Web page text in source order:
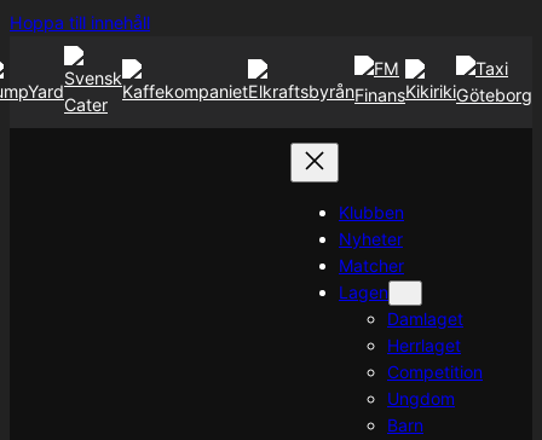
Hoppa till innehållHoppa
Klubben
Nyheter
Matcher
Lagen
Damlaget
Herrlaget
Competition
Ungdom
Barn